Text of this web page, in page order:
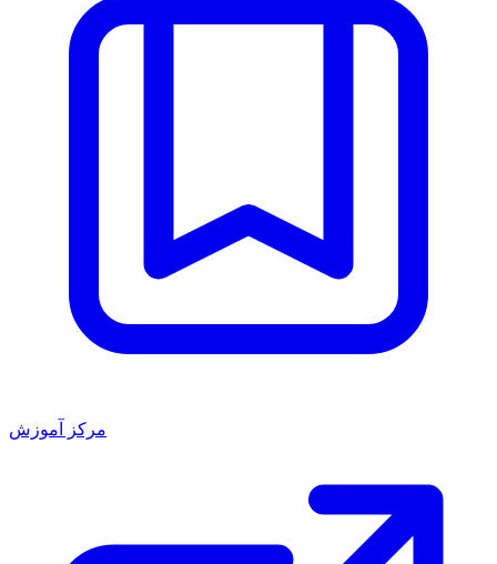
مرکز آموزش